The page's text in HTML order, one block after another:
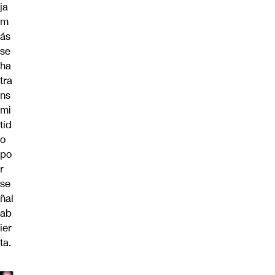
ja
m
ás
se
ha
tra
ns
mi
tid
o
po
r
se
ñal
ab
ier
ta.